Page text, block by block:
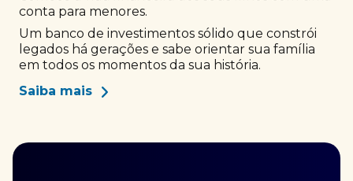
conta para menores.
Um banco de investimentos sólido que constrói
legados há gerações e sabe orientar sua família
em todos os momentos da sua história.
Saiba mais